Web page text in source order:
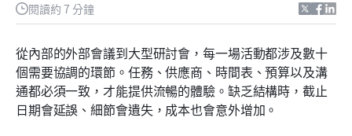
閱讀約 7 分鐘
從內部的外部會議到大型研討會，每一場活動都涉及數十
個需要協調的環節。任務、供應商、時間表、預算以及溝
通都必須一致，才能提供流暢的體驗。缺乏結構時，截止
日期會延誤、細節會遺失，成本也會意外增加。
可直接使用的活動組織者與活動規劃範本
為不同活動類型調整範本
認識 Lark：一個用於活動、任務和文件的共享工作
空間